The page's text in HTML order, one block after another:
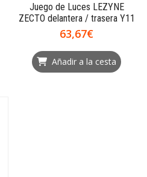
Juego de Luces LEZYNE
ZECTO delantera / trasera Y11
63,67€
Añadir a la cesta